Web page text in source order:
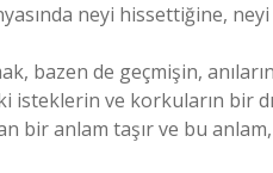
neyi hissettiğine,
bazen de geçmişin,
isteklerin ve korkuların bir
bir anlam taşır ve bu